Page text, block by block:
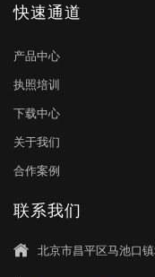
快速通道
产品中心
执照培训
下载中心
关于我们
合作案例
联系我们
 北京市昌平区马池口